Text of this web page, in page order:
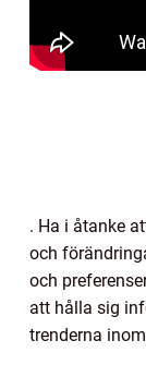
. Ha i åtanke
och
och
att hålla sig
trenderna